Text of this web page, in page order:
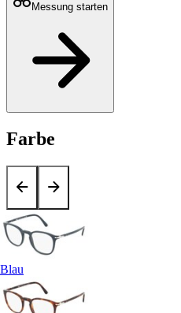
Messung starten
Farbe
Blau